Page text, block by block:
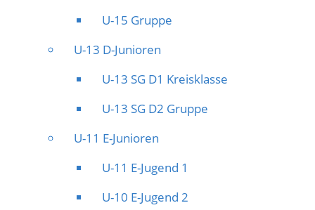
U-15 Gruppe
U-13 D-Junioren
U-13 SG D1 Kreisklasse
U-13 SG D2 Gruppe
U-11 E-Junioren
U-11 E-Jugend 1
U-10 E-Jugend 2